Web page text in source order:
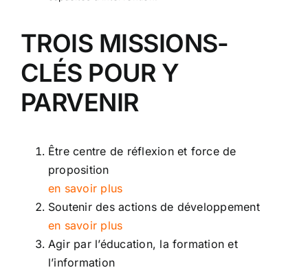
TROIS MISSIONS-
CLÉS POUR Y
PARVENIR
Être centre de réflexion et force de
proposition
en savoir plus
Soutenir des actions de développement
en savoir plus
Agir par l’éducation, la formation et
l’information